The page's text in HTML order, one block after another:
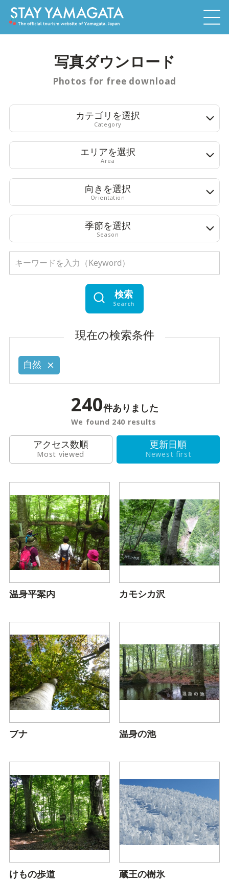
写真ダウンロード
Photos for free download
カテゴリを選択
Category
エリアを選択
Area
向きを選択
Orientation
季節を選択
Season
検索
Search
現在の検索条件
自然
240件ありました
We found 240 results
アクセス数順
Most viewed
更新日順
Newest first
温身平案内 カモシカ沢
ブナ 温身の池
けもの歩道 蔵王の樹氷